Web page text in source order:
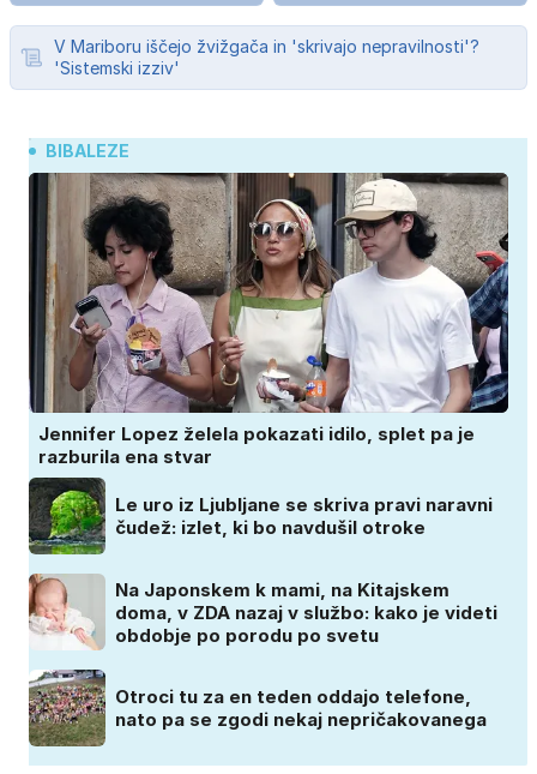
V Mariboru iščejo žvižgača in 'skrivajo nepravilnosti'?
'Sistemski izziv'
BIBALEZE
Jennifer Lopez želela pokazati idilo, splet pa je
razburila ena stvar
Le uro iz Ljubljane se skriva pravi naravni
čudež: izlet, ki bo navdušil otroke
Na Japonskem k mami, na Kitajskem
doma, v ZDA nazaj v službo: kako je videti
obdobje po porodu po svetu
Otroci tu za en teden oddajo telefone,
nato pa se zgodi nekaj nepričakovanega